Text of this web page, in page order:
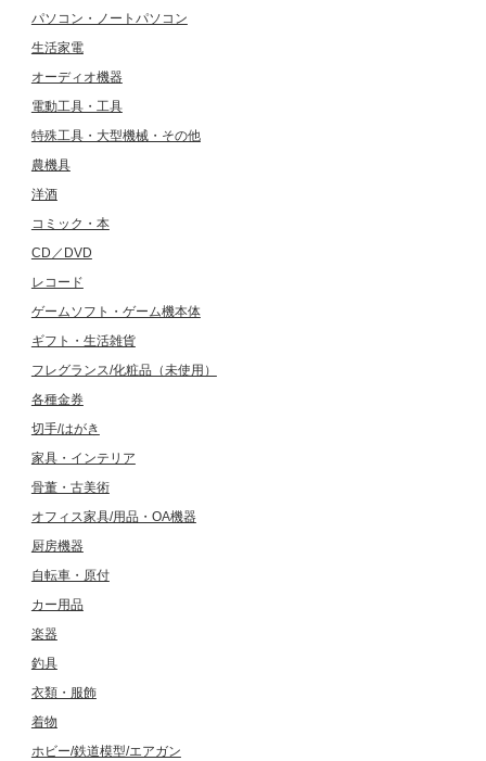
パソコン・ノートパソコン
生活家電
オーディオ機器
電動工具・工具
特殊工具・大型機械・その他
農機具
洋酒
コミック・本
CD／DVD
レコード
ゲームソフト・ゲーム機本体
ギフト・生活雑貨
フレグランス/化粧品（未使用）
各種金券
切手/はがき
家具・インテリア
骨董・古美術
オフィス家具/用品・OA機器
厨房機器
自転車・原付
カー用品
楽器
釣具
衣類・服飾
着物
ホビー/鉄道模型/エアガン